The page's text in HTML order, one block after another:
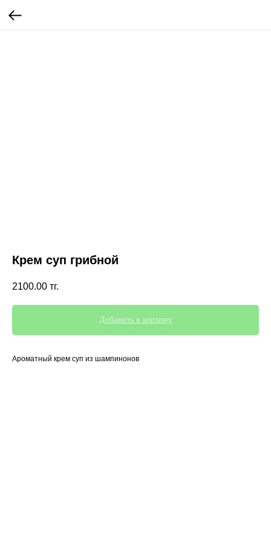
Крем суп грибной
2100.00 тг.
Добавить в корзину
Ароматный крем суп из шампинонов